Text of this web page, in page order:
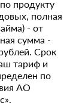
продукту
полная
- от
сумма -
Срок
тариф и
по
АО